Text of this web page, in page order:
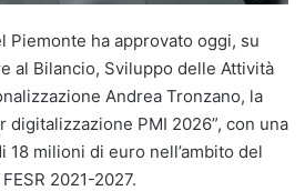
Piemonte ha approvato oggi, su
al Bilancio, Sviluppo delle Attività
Andrea Tronzano, la
digitalizzazione PMI 2026”, con una
18 milioni di euro nell’ambito del
2021-2027.